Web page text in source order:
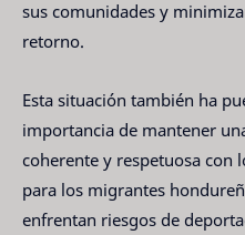
sus comunidades y
retorno.
Esta situación también ha
importancia de mantener
coherente y respetuosa con
para los migrantes
enfrentan riesgos de